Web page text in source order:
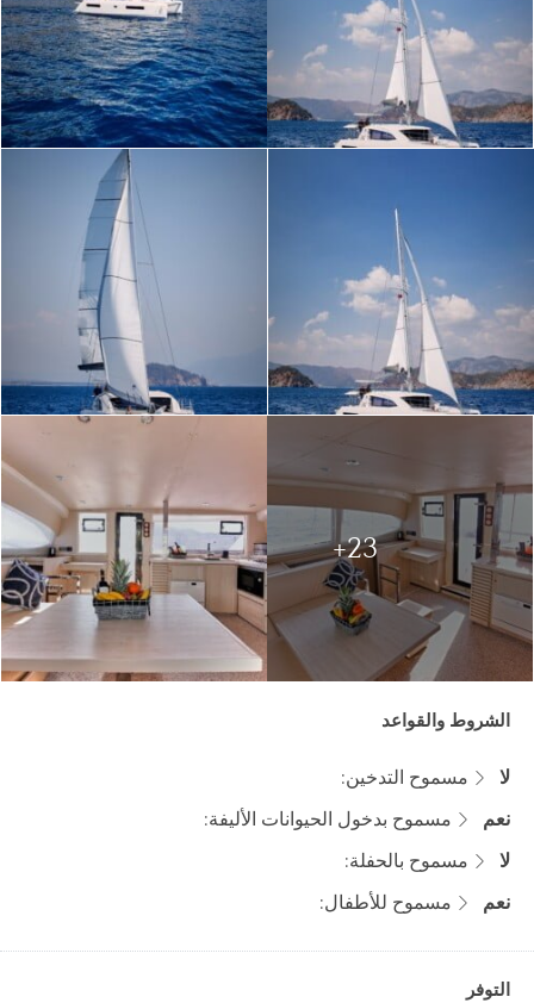
23+
الشروط والقواعد
مسموح التدخين:
لا
مسموح بدخول الحيوانات الأليفة:
نعم
مسموح بالحفلة:
لا
مسموح للأطفال:
نعم
التوفر